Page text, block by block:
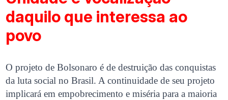
daquilo que interessa ao
povo
O projeto de Bolsonaro é de destruição das conquistas
da luta social no Brasil. A continuidade de seu projeto
implicará em empobrecimento e miséria para a maioria